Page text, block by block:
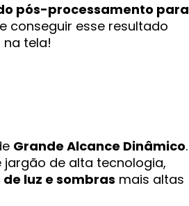
pós-processamento para
conseguir esse resultado
na tela!
Grande Alcance Dinâmico.
de alta tecnologia,
luz e sombras mais altas